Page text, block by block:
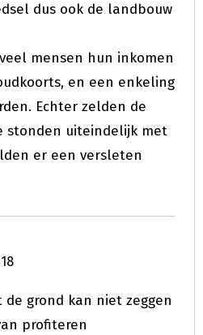
dus ook de landbouw
mensen hun inkomen
en een enkeling
Echter zelden de
stonden uiteindelijk met
er een versleten
grond kan niet zeggen
profiteren